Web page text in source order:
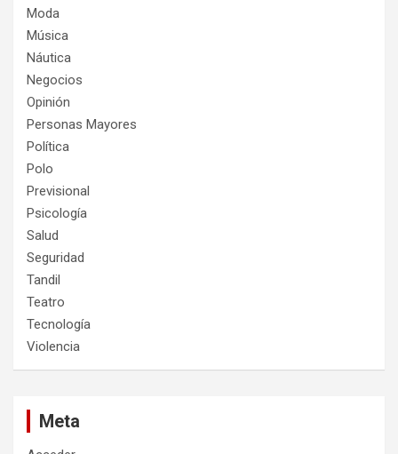
Moda
Música
Náutica
Negocios
Opinión
Personas Mayores
Política
Polo
Previsional
Psicología
Salud
Seguridad
Tandil
Teatro
Tecnología
Violencia
Meta